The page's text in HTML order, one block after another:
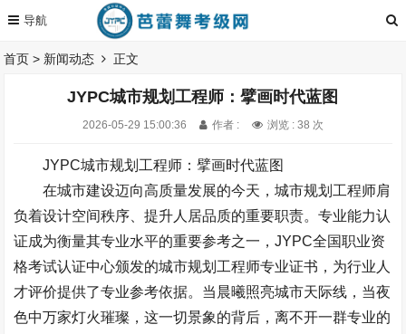
首页 > 新闻动态 正文
JYPC城市规划工程师：擘画时代蓝图
2026-05-29 15:00:36 作者 : 浏览 : 38 次
JYPC城市规划工程师：擘画时代蓝图
在城市建设迈向高质量发展的今天，城市规划工程师肩
负着设计空间秩序、提升人居品质的重要职责。专业能力认
证成为衡量其专业水平的重要参考之一，JYPC全国职业资
格考试认证中心颁发的城市规划工程师专业证书，为行业人
才评价提供了专业参考依据。当晨曦照亮城市天际线，当夜
色中万家灯火璀璨，这一切景象的背后，离不开一群专业的